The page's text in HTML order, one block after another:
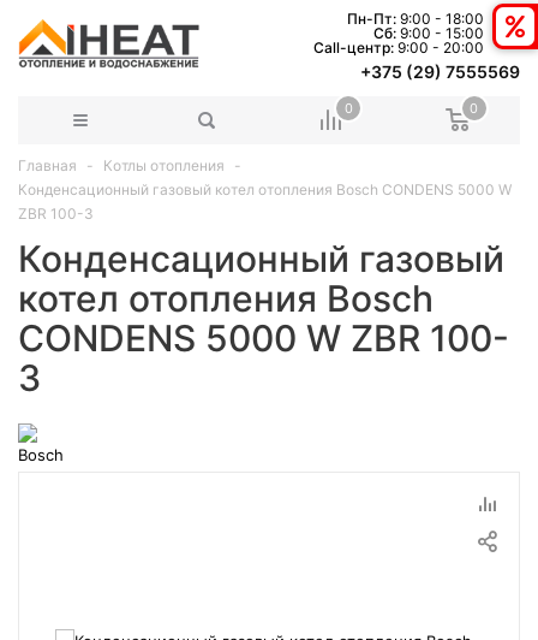
Пн-Пт: 9:00 - 18:00
Сб: 9:00 - 15:00
Сall-центр: 9:00 - 20:00
+375 (29) 7555569
0 0
Главная
Котлы отопления
Конденсационный газовый котел отопления Bosch CONDENS 5000 W
ZBR 100-3
Конденсационный газовый
котел отопления Bosch
CONDENS 5000 W ZBR 100-
3